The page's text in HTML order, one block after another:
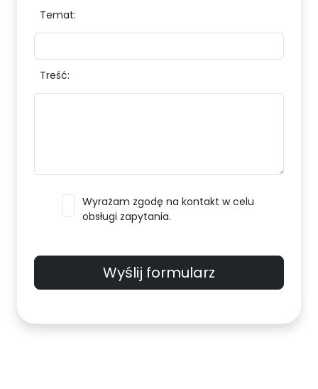
Temat:
Treść:
Wyrażam zgodę na kontakt w celu
obsługi zapytania.
Wyślij formularz